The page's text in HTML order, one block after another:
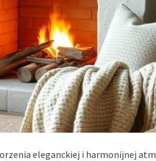
eleganckiej i harmonijnej